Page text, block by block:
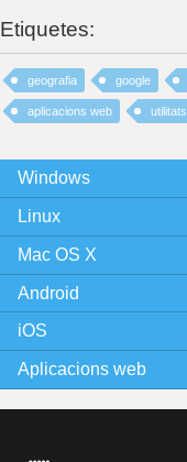
Etiquetes:
geografia google
aplicacions web utilitats
Windows
Linux
Mac OS X
Android
iOS
Aplicacions web